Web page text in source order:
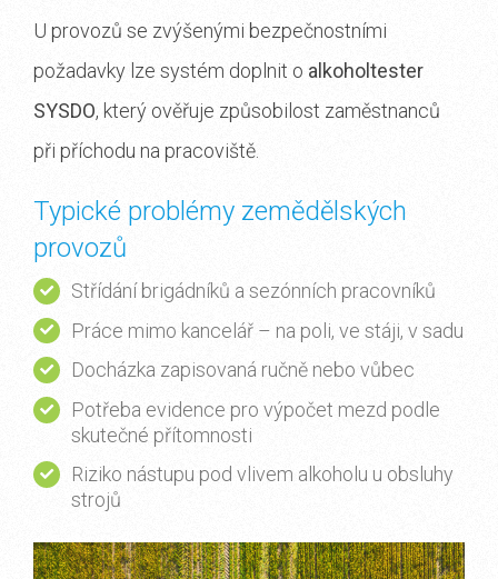
U provozů se zvýšenými bezpečnostními
požadavky lze systém doplnit o alkoholtester
SYSDO, který ověřuje způsobilost zaměstnanců
při příchodu na pracoviště.
Typické problémy zemědělských
provozů
Střídání brigádníků a sezónních pracovníků
Práce mimo kancelář – na poli, ve stáji, v sadu
Docházka zapisovaná ručně nebo vůbec
Potřeba evidence pro výpočet mezd podle
skutečné přítomnosti
Riziko nástupu pod vlivem alkoholu u obsluhy
strojů